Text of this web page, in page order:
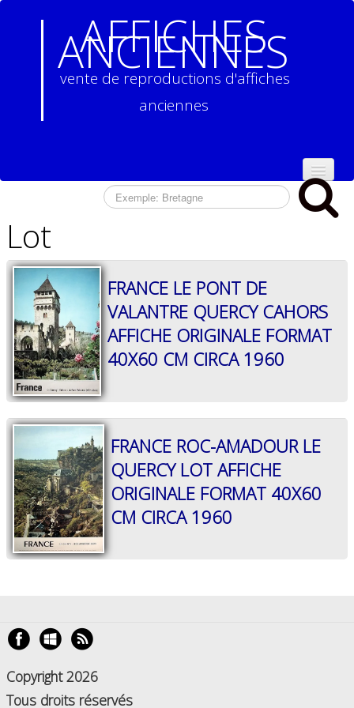
AFFICHES
ANCIENNES
vente de reproductions d'affiches
anciennes
NOS
REPRODUCTIONS
D'AFFICHES
ANCIENNES
CONTACT
CONDITIONS
GÉNÉRALES
DE
VENTE
MENTIONS
LÉGALES
POLITIQUE
DE
CONFIDENTIALITÉ
JALONS
POUR
PUBLICITAIRE
FRANÇAISE
0
Lot
FRANCE LE PONT DE
VALANTRE QUERCY CAHORS
AFFICHE ORIGINALE FORMAT
40X60 CM CIRCA 1960
FRANCE ROC-AMADOUR LE
QUERCY LOT AFFICHE
ORIGINALE FORMAT 40X60
CM CIRCA 1960
Copyright 2026
Tous droits réservés